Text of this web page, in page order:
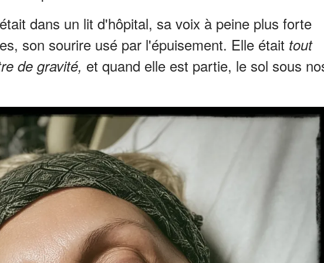
dans un lit d'hôpital, sa voix à peine plus forte
son sourire usé par l'épuisement. Elle était tout
de gravité, et quand elle est partie, le sol sous